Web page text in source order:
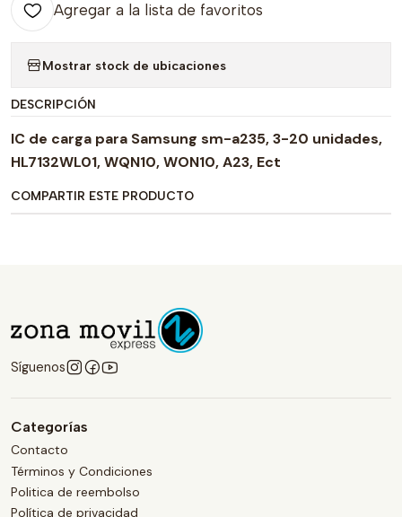
Agregar a la lista de favoritos
Mostrar stock de ubicaciones
DESCRIPCIÓN
IC de carga para Samsung sm-a235, 3-20 unidades,
HL7132WL01, WQN10, WON10, A23, Ect
COMPARTIR ESTE PRODUCTO
Síguenos
Categorías
Contacto
Términos y Condiciones
Politica de reembolso
Política de privacidad